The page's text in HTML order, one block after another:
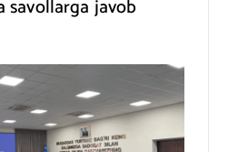
savollarga javob